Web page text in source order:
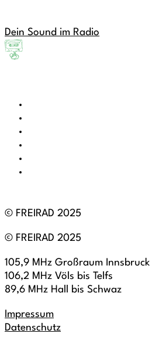
Dein Sound im Radio
© FREIRAD 2025
© FREIRAD 2025
105,9 MHz Großraum Innsbruck
106,2 MHz Völs bis Telfs
89,6 MHz Hall bis Schwaz
Impressum
Datenschutz